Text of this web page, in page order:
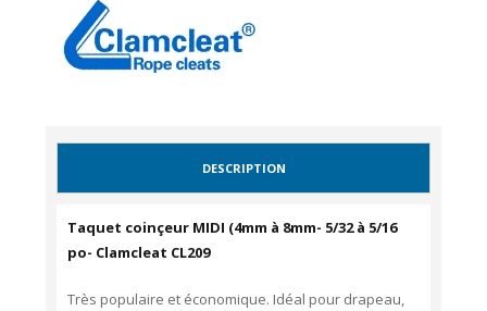
DESCRIPTION
Taquet coinçeur MIDI (4mm à 8mm- 5/32 à 5/16
po- Clamcleat CL209
Très populaire et économique. Idéal pour drapeau,